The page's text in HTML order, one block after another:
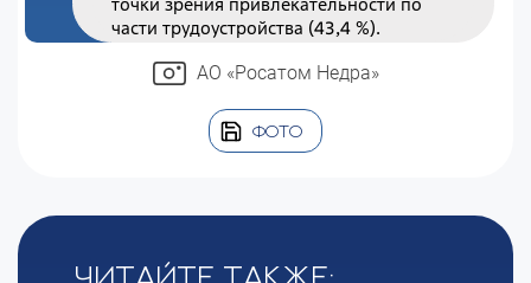
части трудоустройства (43,4 %).
АО «Росатом Недра»
ФОТО
Читайте также: